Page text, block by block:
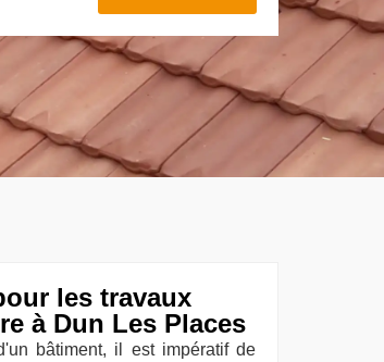
les travaux
à Dun Les Places
bâtiment, il est impératif de